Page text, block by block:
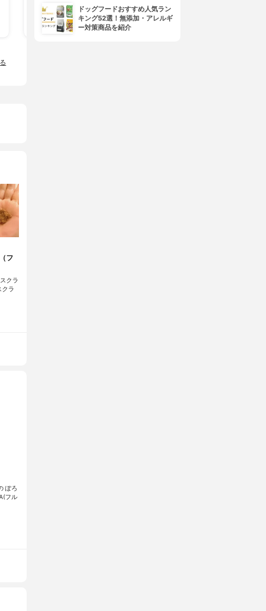
ホワイトピーリングジェル
3.82 (7)
¥5,980
インバスピーリングジェル
フ
クラ
ラ
ぽろ
フル
ドッグフードおすすめ人気ラン
キング52選！無添加・アレルギ
ー対策商品を紹介